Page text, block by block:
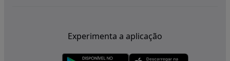
Experimenta a aplicação